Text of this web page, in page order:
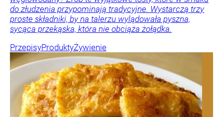
do złudzenia przypominają tradycyjne. Wystarczą trzy
proste składniki, by na talerzu wylądowała pyszna,
sycąca przekąska, która nie obciąża żołądka.
PrzepisyProduktyŻywienie